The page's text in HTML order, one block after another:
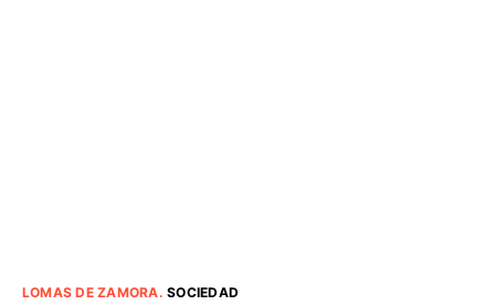
LOMAS DE ZAMORA.SOCIEDAD